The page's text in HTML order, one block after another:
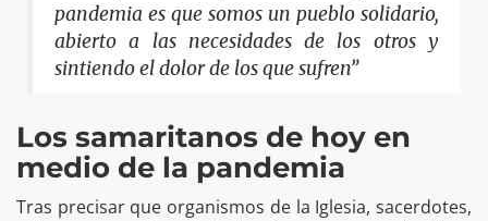
pandemia es que somos un pueblo solidario,
abierto a las necesidades de los otros y
sintiendo el dolor de los que sufren”
Los samaritanos de hoy en
medio de la pandemia
Tras precisar que organismos de la Iglesia, sacerdotes,